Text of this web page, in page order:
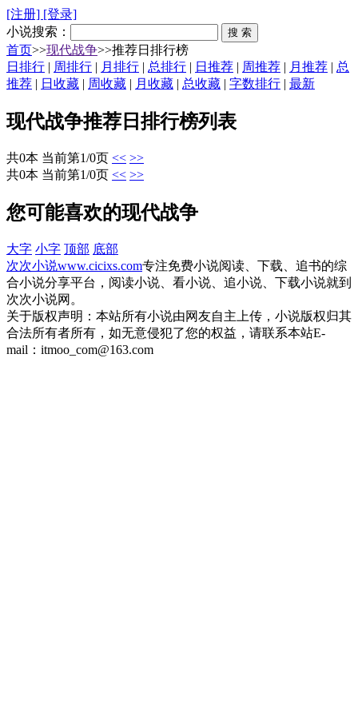
[注册] [登录]
小说搜索：
首页>>现代战争>>推荐日排行榜
日排行 | 周排行 | 月排行 | 总排行 | 日推荐 | 周推荐 | 月推荐 | 总
推荐 | 日收藏 | 周收藏 | 月收藏 | 总收藏 | 字数排行 | 最新
现代战争推荐日排行榜列表
共0本 当前第1/0页 << >>
共0本 当前第1/0页 << >>
您可能喜欢的现代战争
大字 小字 顶部 底部
次次小说www.cicixs.com专注免费小说阅读、下载、追书的综
合小说分享平台，阅读小说、看小说、追小说、下载小说就到
次次小说网。
关于版权声明：本站所有小说由网友自主上传，小说版权归其
合法所有者所有，如无意侵犯了您的权益，请联系本站E-
mail：itmoo_com@163.com